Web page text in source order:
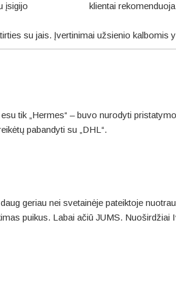
įsigijo klientai rekomenduoja
su jais. Įvertinimai užsienio kalbomis
tik „Hermes“ – buvo nurodyti
pabandyti su „DHL“.
geriau nei svetainėje pateiktoje
puikus. Labai ačiū JUMS. Nuoširdžiai